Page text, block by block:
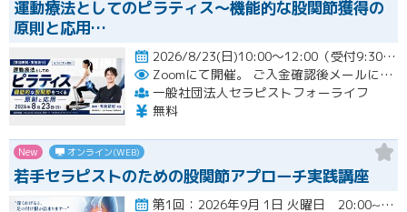
運動療法としてのピラティス〜機能的な股関節獲得の
原則と応用…
2026/8/23(日)10:00～12:00（受付9:30～）開催
Zoomにて開催。
ご入金確認後メールにてURLをお知らせいたします。
一般社団法人セラピストフォーライフ
無料
New オンライン(WEB)
若手セラピストのための股関節アプローチ実践講座
第1回：2026年9月 1日 火曜日 20:00~21:00 第2回：2026年9月15日 火曜日 20:00~2…開催